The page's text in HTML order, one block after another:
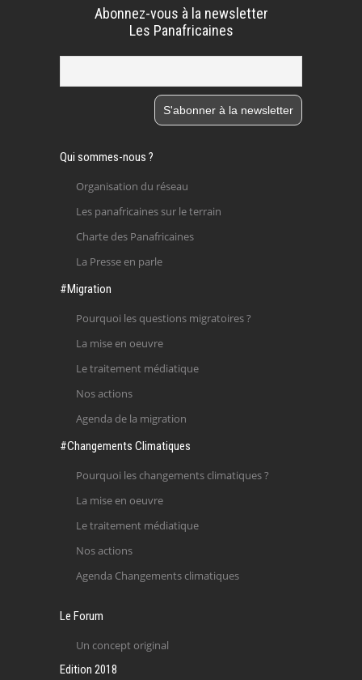
Abonnez-vous à la newsletter
Les Panafricaines
Qui sommes-nous ?
Organisation du réseau
Les panafricaines sur le terrain
Charte des Panafricaines
La Presse en parle
#Migration
Pourquoi les questions migratoires ?
La mise en oeuvre
Le traitement médiatique
Nos actions
Agenda de la migration
#Changements Climatiques
Pourquoi les changements climatiques ?
La mise en oeuvre
Le traitement médiatique
Nos actions
Agenda Changements climatiques
Le Forum
Un concept original
Edition 2018